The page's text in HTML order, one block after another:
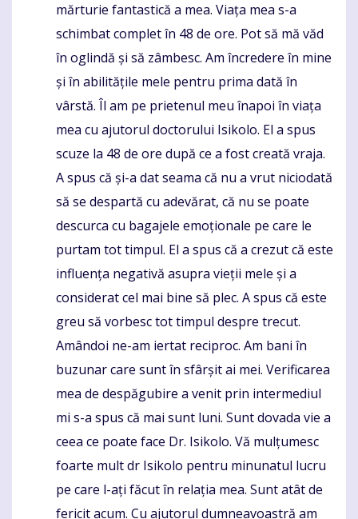
mărturie fantastică a mea. Viața mea s-a
schimbat complet în 48 de ore. Pot să mă văd
în oglindă și să zâmbesc. Am încredere în mine
și în abilitățile mele pentru prima dată în
vârstă. Îl am pe prietenul meu înapoi în viața
mea cu ajutorul doctorului Isikolo. El a spus
scuze la 48 de ore după ce a fost creată vraja.
A spus că și-a dat seama că nu a vrut niciodată
să se despartă cu adevărat, că nu se poate
descurca cu bagajele emoționale pe care le
purtam tot timpul. El a spus că a crezut că este
influența negativă asupra vieții mele și a
considerat cel mai bine să plec. A spus că este
greu să vorbesc tot timpul despre trecut.
Amândoi ne-am iertat reciproc. Am bani în
buzunar care sunt în sfârșit ai mei. Verificarea
mea de despăgubire a venit prin intermediul
mi s-a spus că mai sunt luni. Sunt dovada vie a
ceea ce poate face Dr. Isikolo. Vă mulțumesc
foarte mult dr Isikolo pentru minunatul lucru
pe care l-ați făcut în relația mea. Sunt atât de
fericit acum. Cu ajutorul dumneavoastră am